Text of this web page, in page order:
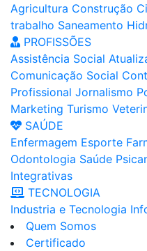
Agricultura Construção
trabalho Saneamento
PROFISSÕES
Assistência Social
Comunicação Social
Profissional Jornalismo
Marketing Turismo
SAÚDE
Enfermagem Esporte
Odontologia Saúde
Integrativas
TECNOLOGIA
Industria e Tecnologia
Quem Somos
Certificado